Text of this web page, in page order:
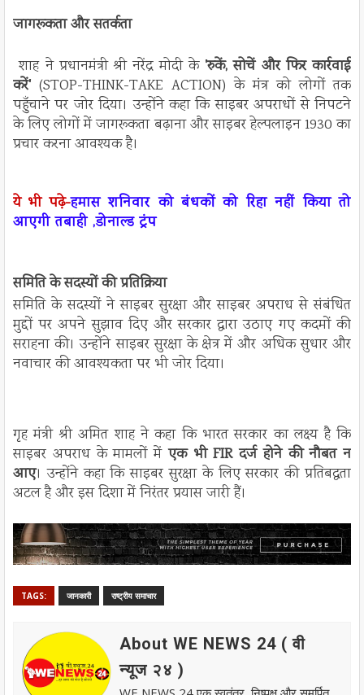
जागरूकता और सतर्कता
शाह ने प्रधानमंत्री श्री नरेंद्र मोदी के 'रुकें, सोचें और फिर कार्रवाई
करें' (STOP-THINK-TAKE ACTION) के मंत्र को लोगों तक
पहुँचाने पर जोर दिया। उन्होंने कहा कि साइबर अपराधों से निपटने
के लिए लोगों में जागरूकता बढ़ाना और साइबर हेल्पलाइन 1930 का
प्रचार करना आवश्यक है।
ये भी पढ़े-हमास शनिवार को बंधकों को रिहा नहीं किया तो
आएगी तबाही ,डोनाल्ड ट्रंप
समिति के सदस्यों की प्रतिक्रिया
समिति के सदस्यों ने साइबर सुरक्षा और साइबर अपराध से संबंधित
मुद्दों पर अपने सुझाव दिए और सरकार द्वारा उठाए गए कदमों की
सराहना की। उन्होंने साइबर सुरक्षा के क्षेत्र में और अधिक सुधार और
नवाचार की आवश्यकता पर भी जोर दिया।
गृह मंत्री श्री अमित शाह ने कहा कि भारत सरकार का लक्ष्य है कि
साइबर अपराध के मामलों में एक भी FIR दर्ज होने की नौबत न
आए। उन्होंने कहा कि साइबर सुरक्षा के लिए सरकार की प्रतिबद्धता
अटल है और इस दिशा में निरंतर प्रयास जारी हैं।
TAGS: जानकारी राष्ट्रीय समाचार
About WE NEWS 24 ( वी
न्यूज २४ )